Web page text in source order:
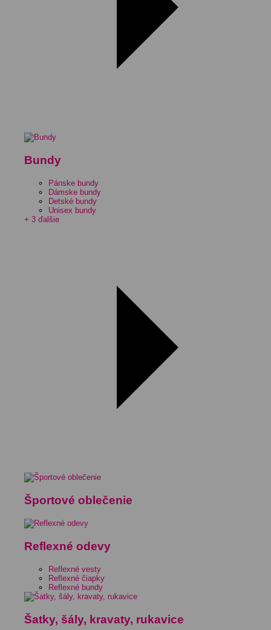
Bundy
Pánske bundy
Dámske bundy
Detské bundy
Unisex bundy
+ 3 ďalšie
Športové oblečenie
Reflexné odevy
Reflexné vesty
Reflexné čiapky
Reflexné bundy
Šatky, šály, kravaty, rukavice